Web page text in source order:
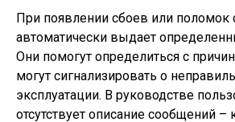
При появлении сбоев или поломок
автоматически выдает
Они помогут определиться с
могут сигнализировать о
эксплуатации. В руководстве
отсутствует описание сообщений